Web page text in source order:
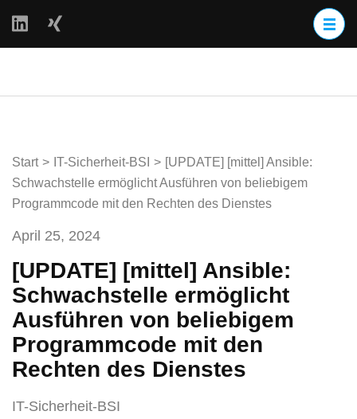
Inhalt
drücken)
Start > IT-Sicherheit-BSI > [UPDATE] [mittel] Ansible:
Schwachstelle ermöglicht Ausführen von beliebigem
Programmcode mit den Rechten des Dienstes
April 25, 2024
[UPDATE] [mittel] Ansible:
Schwachstelle ermöglicht
Ausführen von beliebigem
Programmcode mit den
Rechten des Dienstes
IT-Sicherheit-BSI